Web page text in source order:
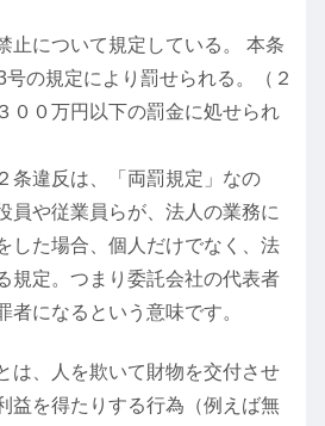
止について規定している。 本条
の規定により罰せられる。（２
００万円以下の罰金に処せられ
条違反は、「両罰規定」なの
員や従業員らが、法人の業務に
した場合、個人だけでなく、法
規定。つまり委託会社の代表者
者になるという意味です。
は、人を欺いて財物を交付させ
益を得たりする行為（例えば無